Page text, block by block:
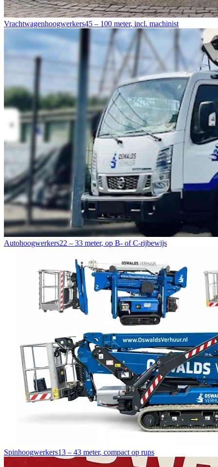
Vrachtwagenhoogwerkers45 – 100 meter, incl. machinist
Autohoogwerkers22 – 33 meter, op B- of C-rijbewijs
Spinhoogwerkers13 – 43 meter, compact op rups